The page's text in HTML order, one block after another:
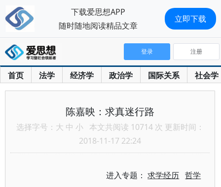
首页 法学 经济学 政治学 国际关系 社会学
登录 注册
陈嘉映：求真迷行路
选择字号： 大 中 小 本文共阅读 10714 次 更新时间：
2018-11-17 22:24
进入专题：求学经历 哲学
下载爱思想APP
随时随地阅读精品文章
立即下载